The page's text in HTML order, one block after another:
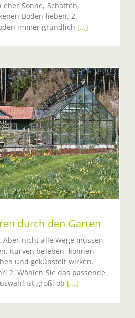
Sonne, Schatten,
Boden lieben. 2.
immer gründlich [...]
durch den Garten
Aber nicht alle Wege müssen
Kurven beleben, können
und gekünstelt wirken.
2. Wählen Sie das passende
ist groß: ob [...]